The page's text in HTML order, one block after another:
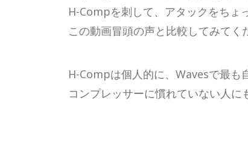
H-Compを刺して、アタックをちょ
この動画冒頭の声と比較してみてく
H-Compは個人的に、Wavesで最も
コンプレッサーに慣れていない人に